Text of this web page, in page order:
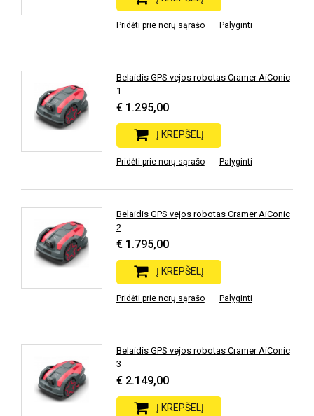
Pridėti prie norų sąrašo Palyginti
Belaidis GPS vejos robotas Cramer AiConic
1
€ 1.295,00
Į KREPŠELĮ
Pridėti prie norų sąrašo Palyginti
Belaidis GPS vejos robotas Cramer AiConic
2
€ 1.795,00
Į KREPŠELĮ
Pridėti prie norų sąrašo Palyginti
Belaidis GPS vejos robotas Cramer AiConic
3
€ 2.149,00
Į KREPŠELĮ